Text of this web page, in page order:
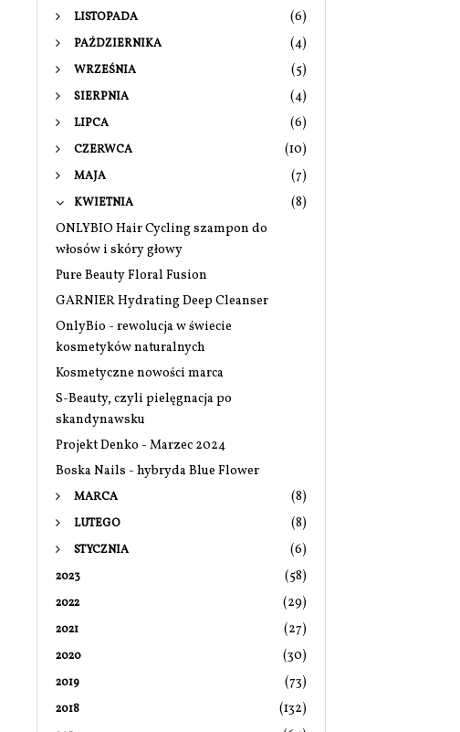
LISTOPADA (6)
PAŹDZIERNIKA (4)
WRZEŚNIA (5)
SIERPNIA (4)
LIPCA (6)
CZERWCA (10)
MAJA (7)
KWIETNIA
(8)
ONLYBIO Hair Cycling szampon do
włosów i skóry głowy
Pure Beauty Floral Fusion
GARNIER Hydrating Deep Cleanser
OnlyBio - rewolucja w świecie
kosmetyków naturalnych
Kosmetyczne nowości marca
S-Beauty, czyli pielęgnacja po
skandynawsku
Projekt Denko - Marzec 2024
Boska Nails - hybryda Blue Flower
MARCA (8)
LUTEGO (8)
STYCZNIA (6)
2023 (58)
2022 (29)
2021 (27)
2020 (30)
2019 (73)
2018 (132)